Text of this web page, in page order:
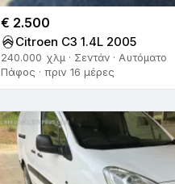
€ 2.500
Citroen C3 1.4L 2005
240.000 χλμ · Σεντάν · Αυτόματο
Πάφος · πριν 16 μέρες